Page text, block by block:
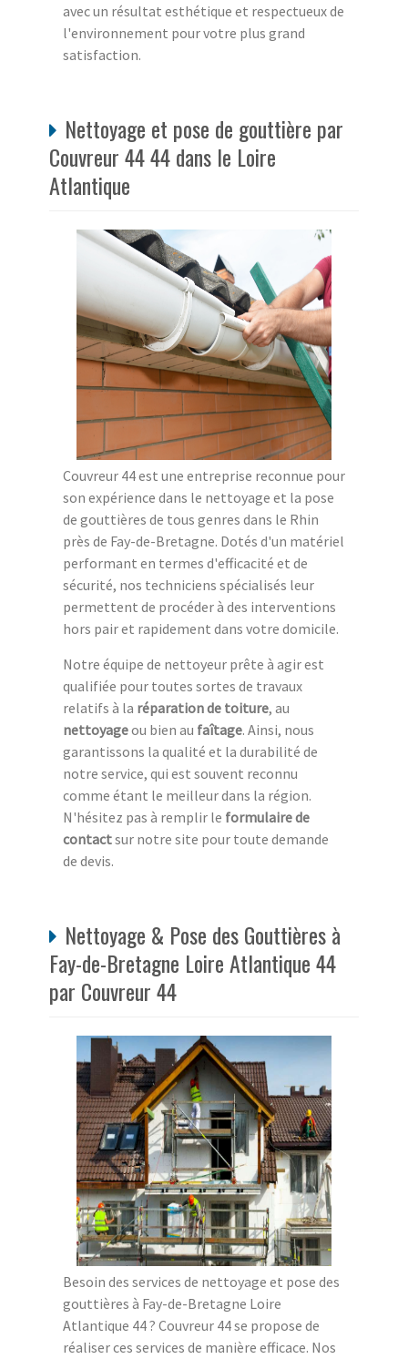
avec un résultat esthétique et respectueux de
l'environnement pour votre plus grand
satisfaction.
Nettoyage et pose de gouttière par
Couvreur 44 44 dans le Loire
Atlantique
Couvreur 44 est une entreprise reconnue pour
son expérience dans le nettoyage et la pose
de gouttières de tous genres dans le Rhin
près de Fay-de-Bretagne. Dotés d'un matériel
performant en termes d'efficacité et de
sécurité, nos techniciens spécialisés leur
permettent de procéder à des interventions
hors pair et rapidement dans votre domicile.
Notre équipe de nettoyeur prête à agir est
qualifiée pour toutes sortes de travaux
relatifs à la réparation de toiture, au
nettoyageou bien au faîtage. Ainsi, nous
garantissons la qualité et la durabilité de
notre service, qui est souvent reconnu
comme étant le meilleur dans la région.
N'hésitez pas à remplir le formulaire de
contactsur notre site pour toute demande
de devis.
Nettoyage & Pose des Gouttières à
Fay-de-Bretagne Loire Atlantique 44
par Couvreur 44
Besoin des services de nettoyage et pose des
gouttières à Fay-de-Bretagne Loire
Atlantique 44 ? Couvreur 44 se propose de
réaliser ces services de manière efficace. Nos